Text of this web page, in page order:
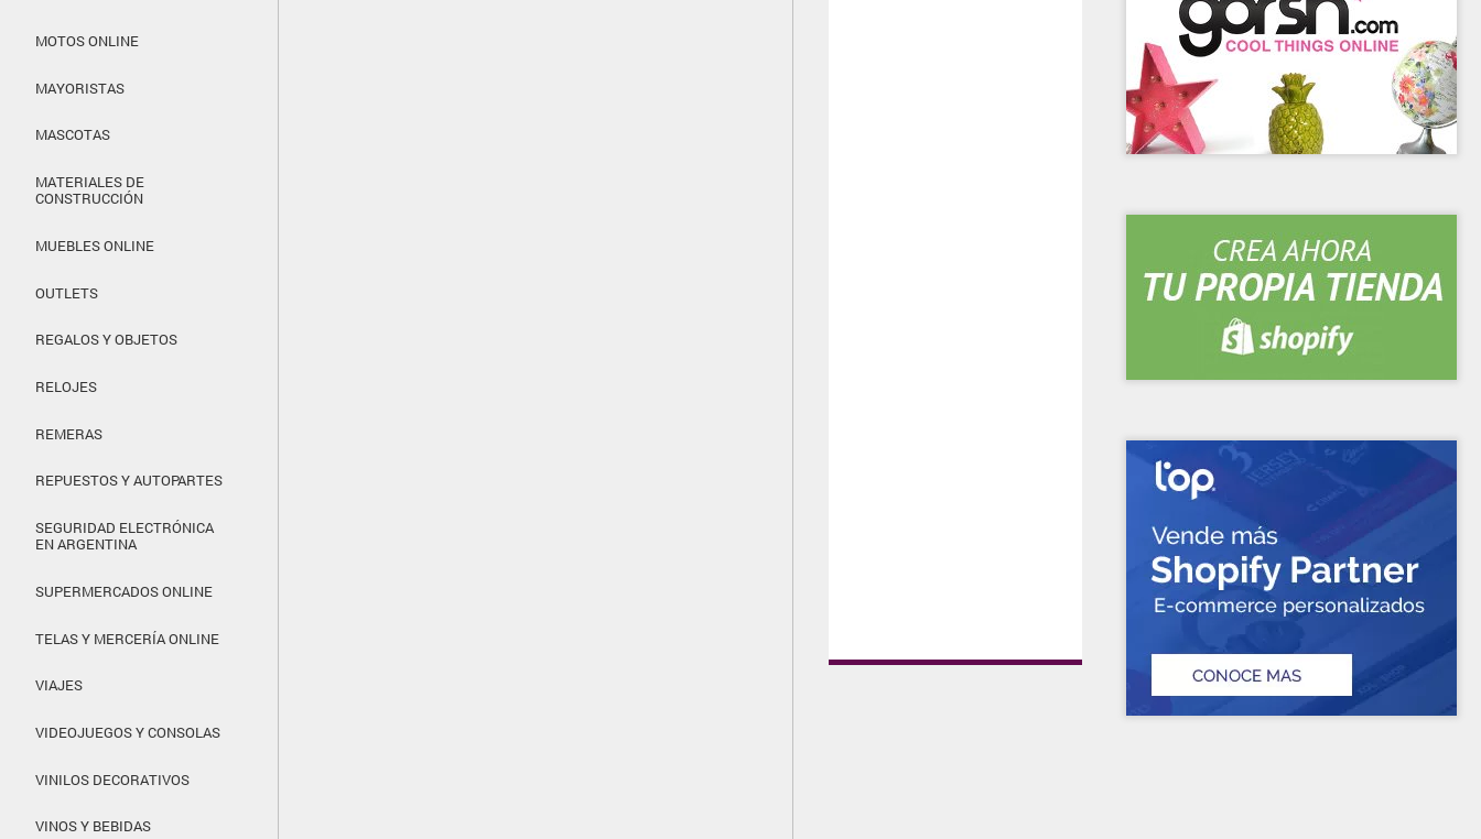
MOTOS ONLINE
MAYORISTAS
MASCOTAS
MATERIALES DE
CONSTRUCCIÓN
MUEBLES ONLINE
OUTLETS
REGALOS Y OBJETOS
RELOJES
REMERAS
REPUESTOS Y AUTOPARTES
SEGURIDAD ELECTRÓNICA
EN ARGENTINA
SUPERMERCADOS ONLINE
TELAS Y MERCERÍA ONLINE
VIAJES
VIDEOJUEGOS Y CONSOLAS
VINILOS DECORATIVOS
VINOS Y BEBIDAS